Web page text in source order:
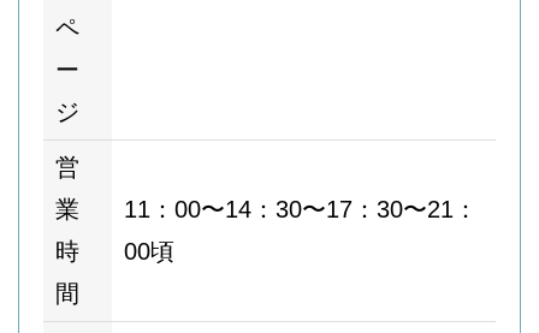
ペ
ー
ジ
営
業
時
間
11：00〜14：30〜17：30〜21：
00頃